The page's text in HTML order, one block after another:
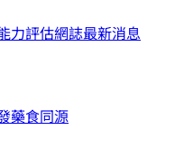
力評估網誌最新消息
藥食同源